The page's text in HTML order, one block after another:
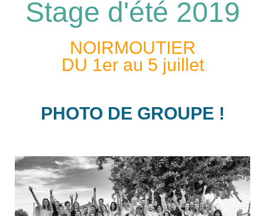
Stage d'été 2019
NOIRMOUTIER
DU 1er au 5 juillet
PHOTO DE GROUPE !